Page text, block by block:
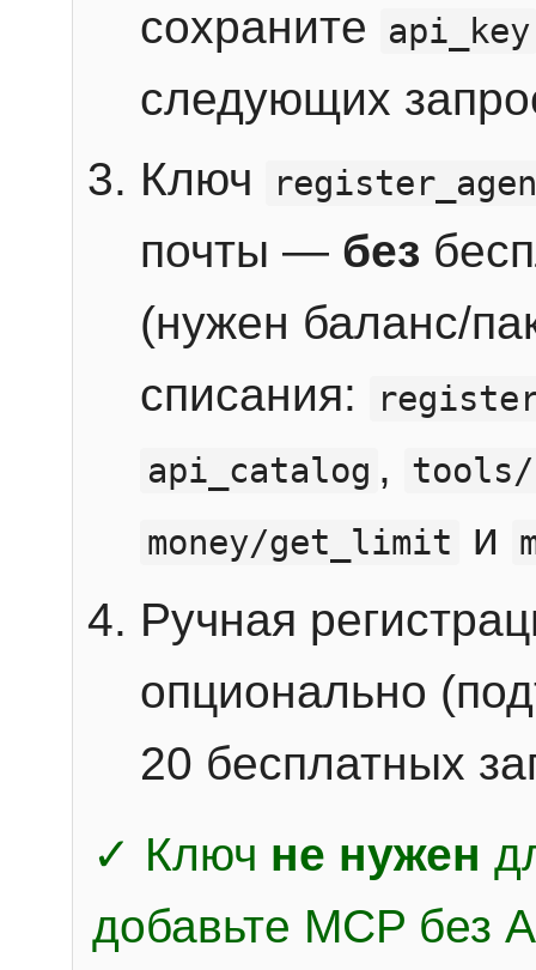
сохраните
api_key
следующих
Ключ
почты — без
(нужен баланс/
списания:
api_catalog ,
money/get_limit
и
Ручная
опционально
20 бесплатных
✓ Ключ не нужен
добавьте MCP без